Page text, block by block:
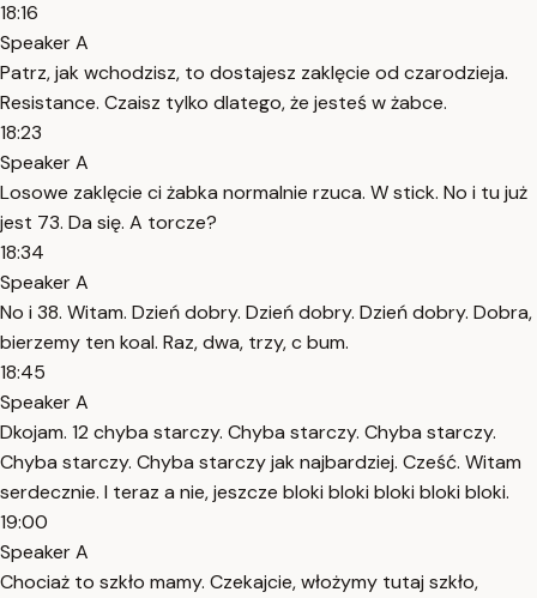
18:16
Speaker A
Patrz, jak wchodzisz, to dostajesz zaklęcie od czarodzieja.
Resistance. Czaisz tylko dlatego, że jesteś w żabce.
18:23
Speaker A
Losowe zaklęcie ci żabka normalnie rzuca. W stick. No i tu już
jest 73. Da się. A torcze?
18:34
Speaker A
No i 38. Witam. Dzień dobry. Dzień dobry. Dzień dobry. Dobra,
bierzemy ten koal. Raz, dwa, trzy, c bum.
18:45
Speaker A
Dkojam. 12 chyba starczy. Chyba starczy. Chyba starczy.
Chyba starczy. Chyba starczy jak najbardziej. Cześć. Witam
serdecznie. I teraz a nie, jeszcze bloki bloki bloki bloki bloki.
19:00
Speaker A
Chociaż to szkło mamy. Czekajcie, włożymy tutaj szkło,